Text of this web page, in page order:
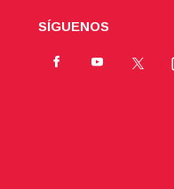
SÍGUENOS